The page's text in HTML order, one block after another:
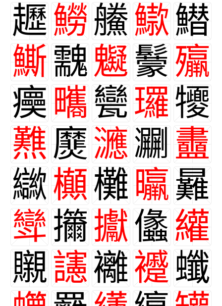
䟐䲏䲍䲌䲋
䲉䰰䰯䰒㱻
㿙㽯㽋㼈㹛
㸐㸏㶝㶜䀌
㱍㰜㰙㬯㬮
㪻㩶㩵㒩䌯
䞋䜢䙰䙯䘋